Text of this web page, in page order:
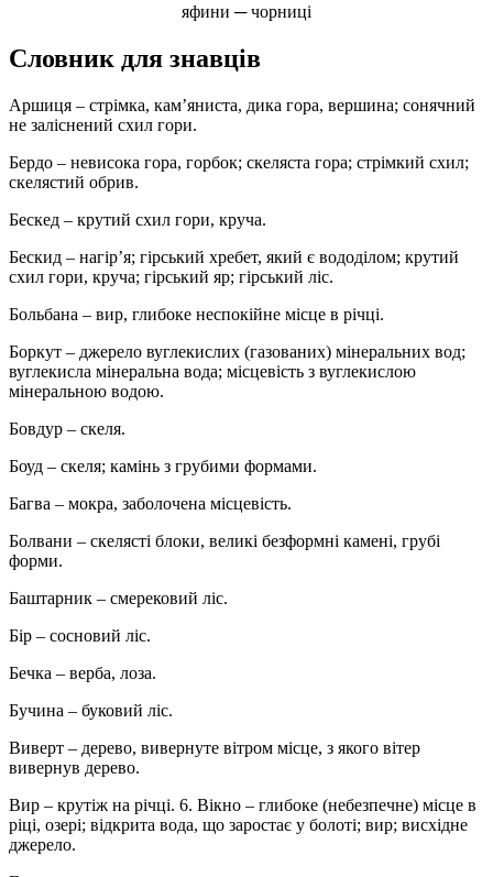
яфини ─ чорниці
Словник для знавців
Аршиця – стрімка, кам’яниста, дика гора, вершина; сонячний
не заліснений схил гори.
Бердо – невисока гора, горбок; скеляста гора; стрімкий схил;
скелястий обрив.
Бескед – крутий схил гори, круча.
Бескид – нагір’я; гірський хребет, який є вододілом; крутий
схил гори, круча; гірський яр; гірський ліс.
Больбана – вир, глибоке неспокійне місце в річці.
Боркут – джерело вуглекислих (газованих) мінеральних вод;
вуглекисла мінеральна вода; місцевість з вуглекислою
мінеральною водою.
Бовдур – скеля.
Боуд – скеля; камінь з грубими формами.
Багва – мокра, заболочена місцевість.
Болвани – скелясті блоки, великі безформні камені, грубі
форми.
Баштарник – смерековий ліс.
Бір – сосновий ліс.
Бечка – верба, лоза.
Бучина – буковий ліс.
Виверт – дерево, вивернуте вітром місце, з якого вітер
вивернув дерево.
Вир – крутіж на річці. 6. Вікно – глибоке (небезпечне) місце в
ріці, озері; відкрита вода, що заростає у болоті; вир; висхідне
джерело.